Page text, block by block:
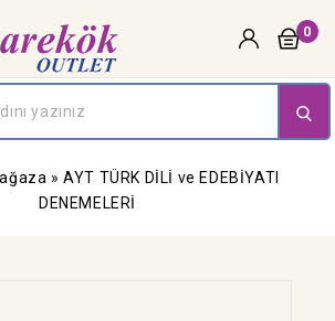
0
»AYT TÜRK DİLİ ve EDEBİYATI
DENEMELERİ